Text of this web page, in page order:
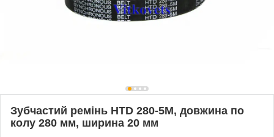
Зубчастий ремінь HTD 280-5M, довжина по
колу 280 мм, ширина 20 мм